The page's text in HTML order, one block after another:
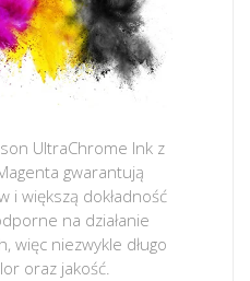
UltraChrome Ink z
gwarantują
i większą dokładność
na działanie
więc niezwykle długo
oraz jakość.